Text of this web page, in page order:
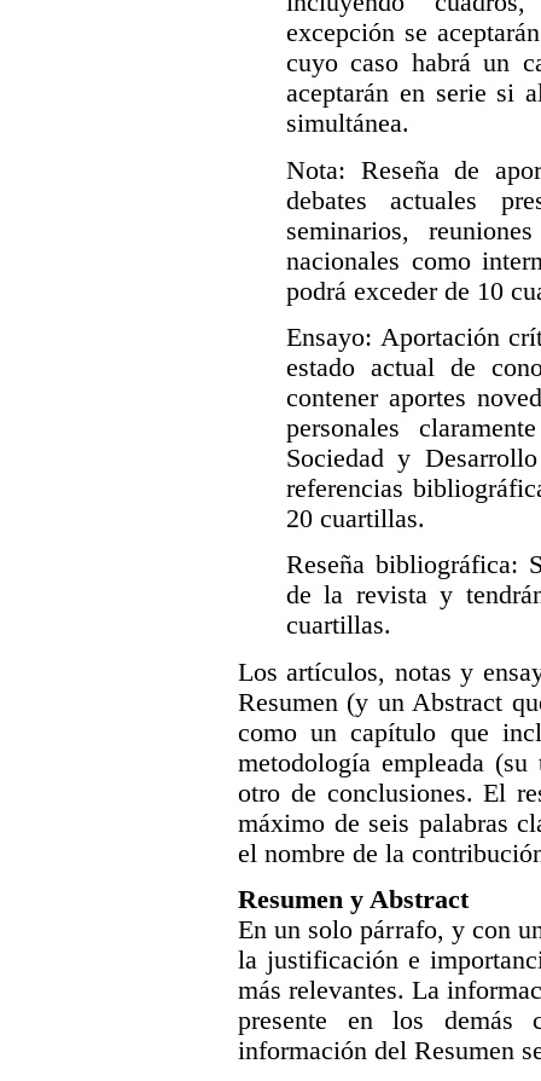
excepción se
cuyo caso habrá un
aceptarán en serie si
simultánea.
Nota: Reseña de
debates actuales
seminarios,
nacionales como
podrá exceder de 10
Ensayo: Aportación
estado actual de
contener aportes
personales
Sociedad y
referencias
20 cuartillas.
Reseña bibliográfica:
de la revista y
cuartillas.
Los artículos, notas y
Resumen (y un Abstract
como un capítulo que
metodología empleada
otro de conclusiones. El
máximo de seis palabras
el nombre de la
Resumen y Abstract
En un solo párrafo, y con
la justificación e
más relevantes. La
presente en los demás
información del Resumen